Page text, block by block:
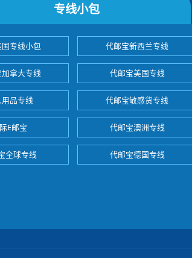
专线小包
专线小包 代邮宝新西兰专线
拿大专线 代邮宝美国专线
用品专线 代邮宝敏感货专线
E邮宝 代邮宝澳洲专线
全球专线 代邮宝德国专线